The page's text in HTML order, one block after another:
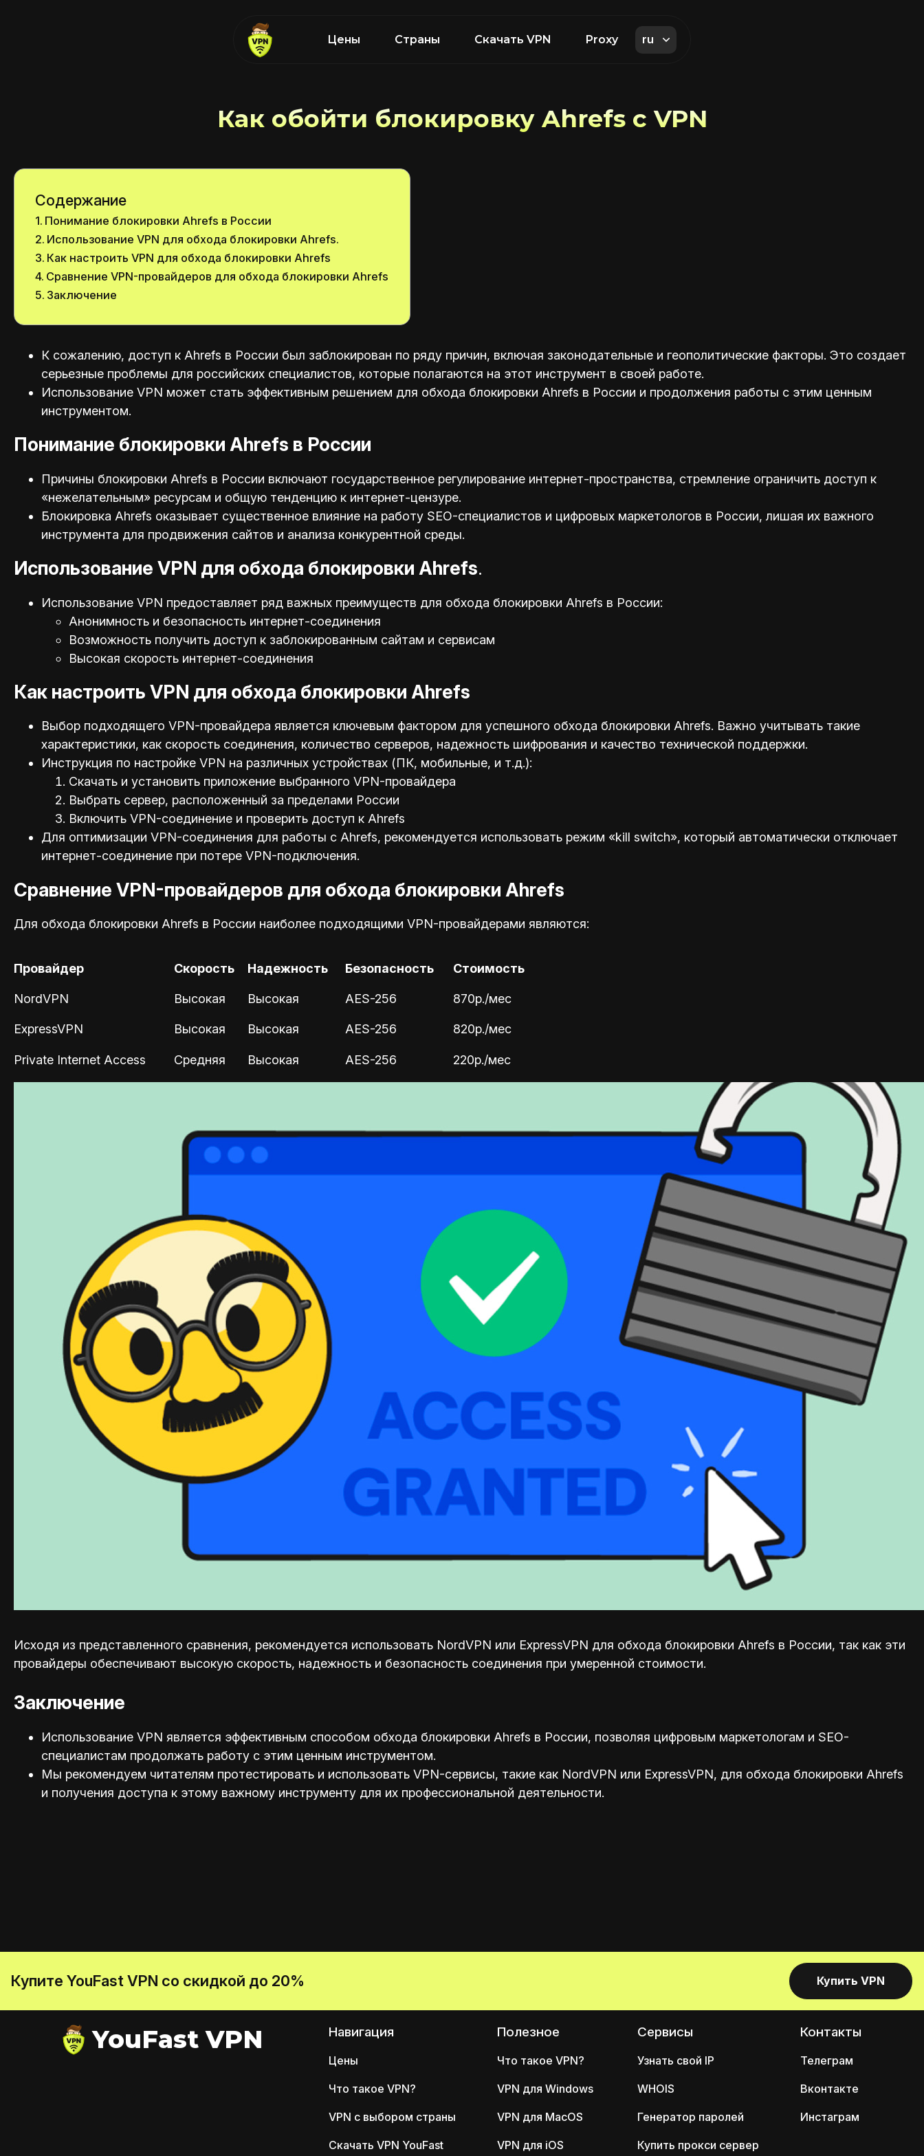
Цены Страны Скачать VPN Proxy ru
Как обойти блокировку Ahrefs с VPN
Содержание
Понимание блокировки Ahrefs в России
Использование VPN для обхода блокировки Ahrefs.
Как настроить VPN для обхода блокировки Ahrefs
Сравнение VPN-провайдеров для обхода блокировки Ahrefs
Заключение
К сожалению, доступ к Ahrefs в России был заблокирован по ряду причин, включая законодательные и геополитические факторы. Это создает
серьезные проблемы для российских специалистов, которые полагаются на этот инструмент в своей работе.
Использование VPN может стать эффективным решением для обхода блокировки Ahrefs в России и продолжения работы с этим ценным
инструментом.
Понимание блокировки Ahrefs в России
Причины блокировки Ahrefs в России включают государственное регулирование интернет-пространства, стремление ограничить доступ к
«нежелательным» ресурсам и общую тенденцию к интернет-цензуре.
Блокировка Ahrefs оказывает существенное влияние на работу SEO-специалистов и цифровых маркетологов в России, лишая их важного
инструмента для продвижения сайтов и анализа конкурентной среды.
Использование VPN для обхода блокировки Ahrefs.
Использование VPN предоставляет ряд важных преимуществ для обхода блокировки Ahrefs в России:
Анонимность и безопасность интернет-соединения
Возможность получить доступ к заблокированным сайтам и сервисам
Высокая скорость интернет-соединения
Как настроить VPN для обхода блокировки Ahrefs
Выбор подходящего VPN-провайдера является ключевым фактором для успешного обхода блокировки Ahrefs. Важно учитывать такие
характеристики, как скорость соединения, количество серверов, надежность шифрования и качество технической поддержки.
Инструкция по настройке VPN на различных устройствах (ПК, мобильные, и т.д.):
Скачать и установить приложение выбранного VPN-провайдера
Выбрать сервер, расположенный за пределами России
Включить VPN-соединение и проверить доступ к Ahrefs
Для оптимизации VPN-соединения для работы с Ahrefs, рекомендуется использовать режим «kill switch», который автоматически отключает
интернет-соединение при потере VPN-подключения.
Сравнение VPN-провайдеров для обхода блокировки Ahrefs
Для обхода блокировки Ahrefs в России наиболее подходящими VPN-провайдерами являются:
Провайдер Скорость Надежность Безопасность Стоимость
NordVPN Высокая Высокая AES-256 870р./мес
ExpressVPN Высокая Высокая AES-256 820р./мес
Private Internet Access Средняя Высокая AES-256 220р./мес
Исходя из представленного сравнения, рекомендуется использовать NordVPN или ExpressVPN для обхода блокировки Ahrefs в России, так как эти
провайдеры обеспечивают высокую скорость, надежность и безопасность соединения при умеренной стоимости.
Заключение
Использование VPN является эффективным способом обхода блокировки Ahrefs в России, позволяя цифровым маркетологам и SEO-
специалистам продолжать работу с этим ценным инструментом.
Мы рекомендуем читателям протестировать и использовать VPN-сервисы, такие как NordVPN или ExpressVPN, для обхода блокировки Ahrefs
и получения доступа к этому важному инструменту для их профессиональной деятельности.
Купите YouFast VPN со скидкой до 20% Купить VPN
YouFast VPN Навигация
Цены
Что такое VPN?
VPN с выбором страны
Скачать VPN YouFast
Полезное
Что такое VPN?
VPN для Windows
VPN для MacOS
VPN для iOS
Сервисы
Узнать свой IP
WHOIS
Генератор паролей
Купить прокси сервер
Контакты
Телеграм
Вконтакте
Инстаграм